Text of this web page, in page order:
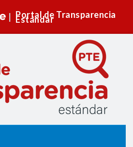
Portal de Transparencia
Estándar